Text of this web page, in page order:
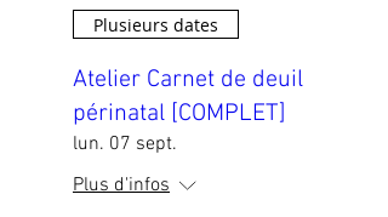
Plusieurs dates
Atelier Carnet de deuil
périnatal [COMPLET]
lun. 07 sept.
Plus d'infos